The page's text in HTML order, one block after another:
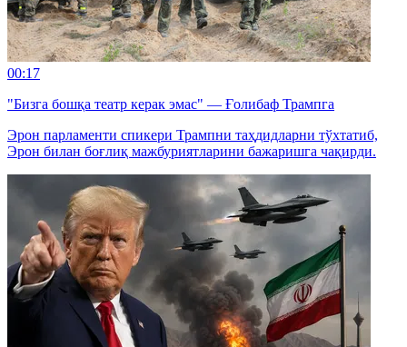
00:17
"Бизга бошқа театр керак эмас" — Ғолибаф Трампга
Эрон парламенти спикери Трампни таҳдидларни тўхтатиб,
Эрон билан боғлиқ мажбуриятларини бажаришга чақирди.